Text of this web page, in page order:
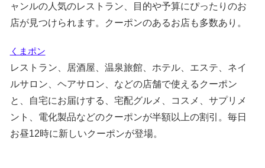
ャンルの人気のレストラン、目的や予算にぴったりのお
店が見つけられます。クーポンのあるお店も多数あり。
くまポン
レストラン、居酒屋、温泉旅館、ホテル、エステ、ネイ
ルサロン、ヘアサロン、などの店舗で使えるクーポン
と、自宅にお届けする、宅配グルメ、コスメ、サプリメ
ント、電化製品などのクーポンが半額以上の割引。毎日
お昼12時に新しいクーポンが登場。